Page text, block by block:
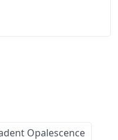
Opalescence